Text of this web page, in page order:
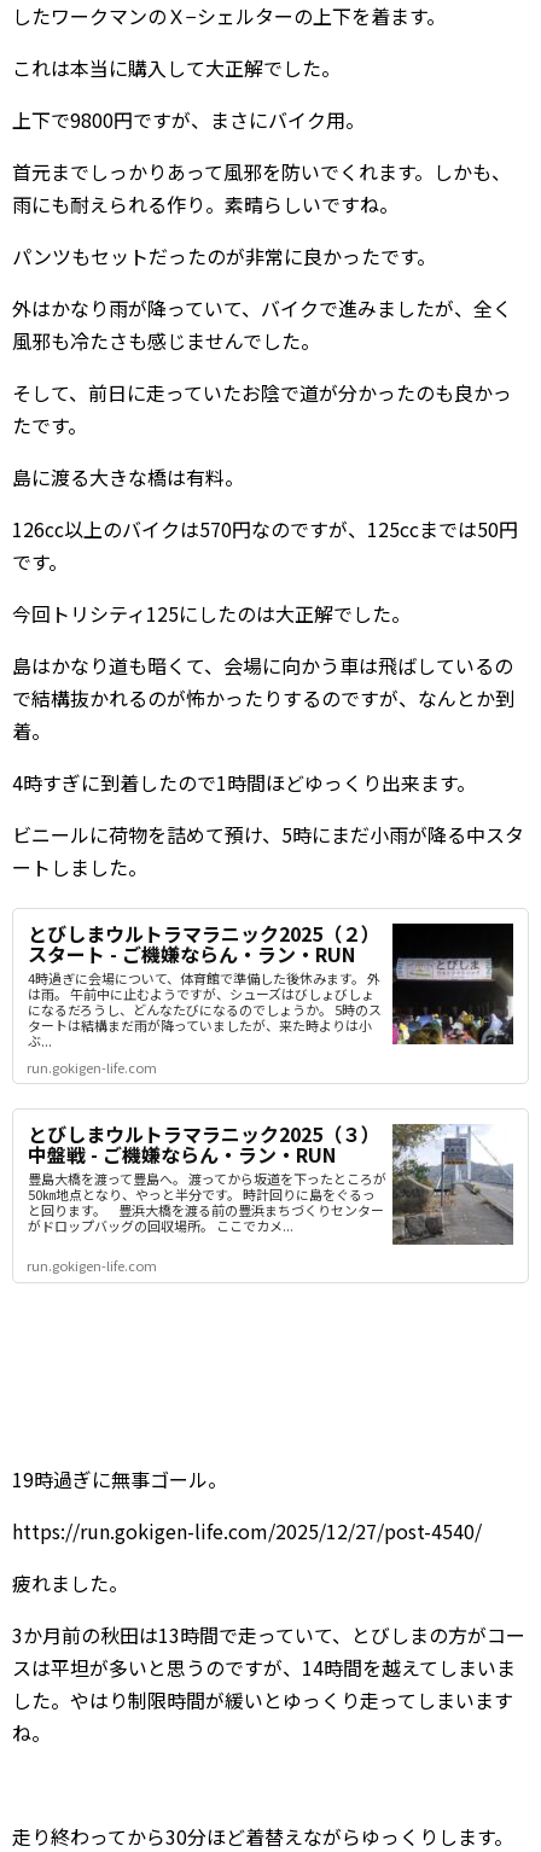
したワークマンのＸ−シェルターの上下を着ます。
これは本当に購入して大正解でした。
上下で9800円ですが、まさにバイク用。
首元までしっかりあって風邪を防いでくれます。しかも、
雨にも耐えられる作り。素晴らしいですね。
パンツもセットだったのが非常に良かったです。
外はかなり雨が降っていて、バイクで進みましたが、全く
風邪も冷たさも感じませんでした。
そして、前日に走っていたお陰で道が分かったのも良かっ
たです。
島に渡る大きな橋は有料。
126cc以上のバイクは570円なのですが、125ccまでは50円
です。
今回トリシティ125にしたのは大正解でした。
島はかなり道も暗くて、会場に向かう車は飛ばしているの
で結構抜かれるのが怖かったりするのですが、なんとか到
着。
4時すぎに到着したので1時間ほどゆっくり出来ます。
ビニールに荷物を詰めて預け、5時にまだ小雨が降る中スタ
ートしました。
とびしまウルトラマラニック2025（２）
スタート - ご機嫌ならん・ラン・RUN
4時過ぎに会場について、体育館で準備した後休みます。 外
は雨。 午前中に止むようですが、シューズはびしょびしょ
になるだろうし、どんなたびになるのでしょうか。 5時のス
タートは結構まだ雨が降っていましたが、来た時よりは小
ぶ...
run.gokigen-life.com
とびしまウルトラマラニック2025（３）
中盤戦 - ご機嫌ならん・ラン・RUN
豊島大橋を渡って豊島へ。 渡ってから坂道を下ったところが
50㎞地点となり、やっと半分です。 時計回りに島をぐるっ
と回ります。 豊浜大橋を渡る前の豊浜まちづくりセンター
がドロップバッグの回収場所。 ここでカメ...
run.gokigen-life.com
19時過ぎに無事ゴール。
https://run.gokigen-life.com/2025/12/27/post-4540/
疲れました。
3か月前の秋田は13時間で走っていて、とびしまの方がコー
スは平坦が多いと思うのですが、14時間を越えてしまいま
した。やはり制限時間が緩いとゆっくり走ってしまいます
ね。
走り終わってから30分ほど着替えながらゆっくりします。